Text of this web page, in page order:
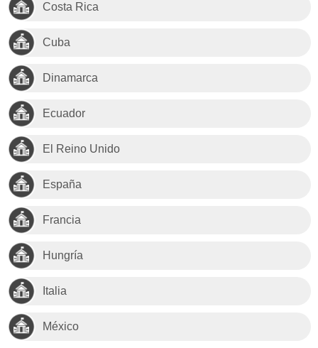
Costa Rica
Cuba
Dinamarca
Ecuador
El Reino Unido
España
Francia
Hungría
Italia
México